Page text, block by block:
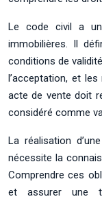
Le code civil a
immobilières. Il
conditions de
l’acceptation, et
acte de vente doit
considéré comme
La réalisation
nécessite la
Comprendre ces
et assurer une